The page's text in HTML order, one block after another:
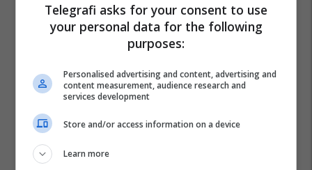
Telegrafi asks for your consent to use
your personal data for the following
purposes:
Personalised advertising and content, advertising and
content measurement, audience research and
services development
Store and/or access information on a device
Learn more